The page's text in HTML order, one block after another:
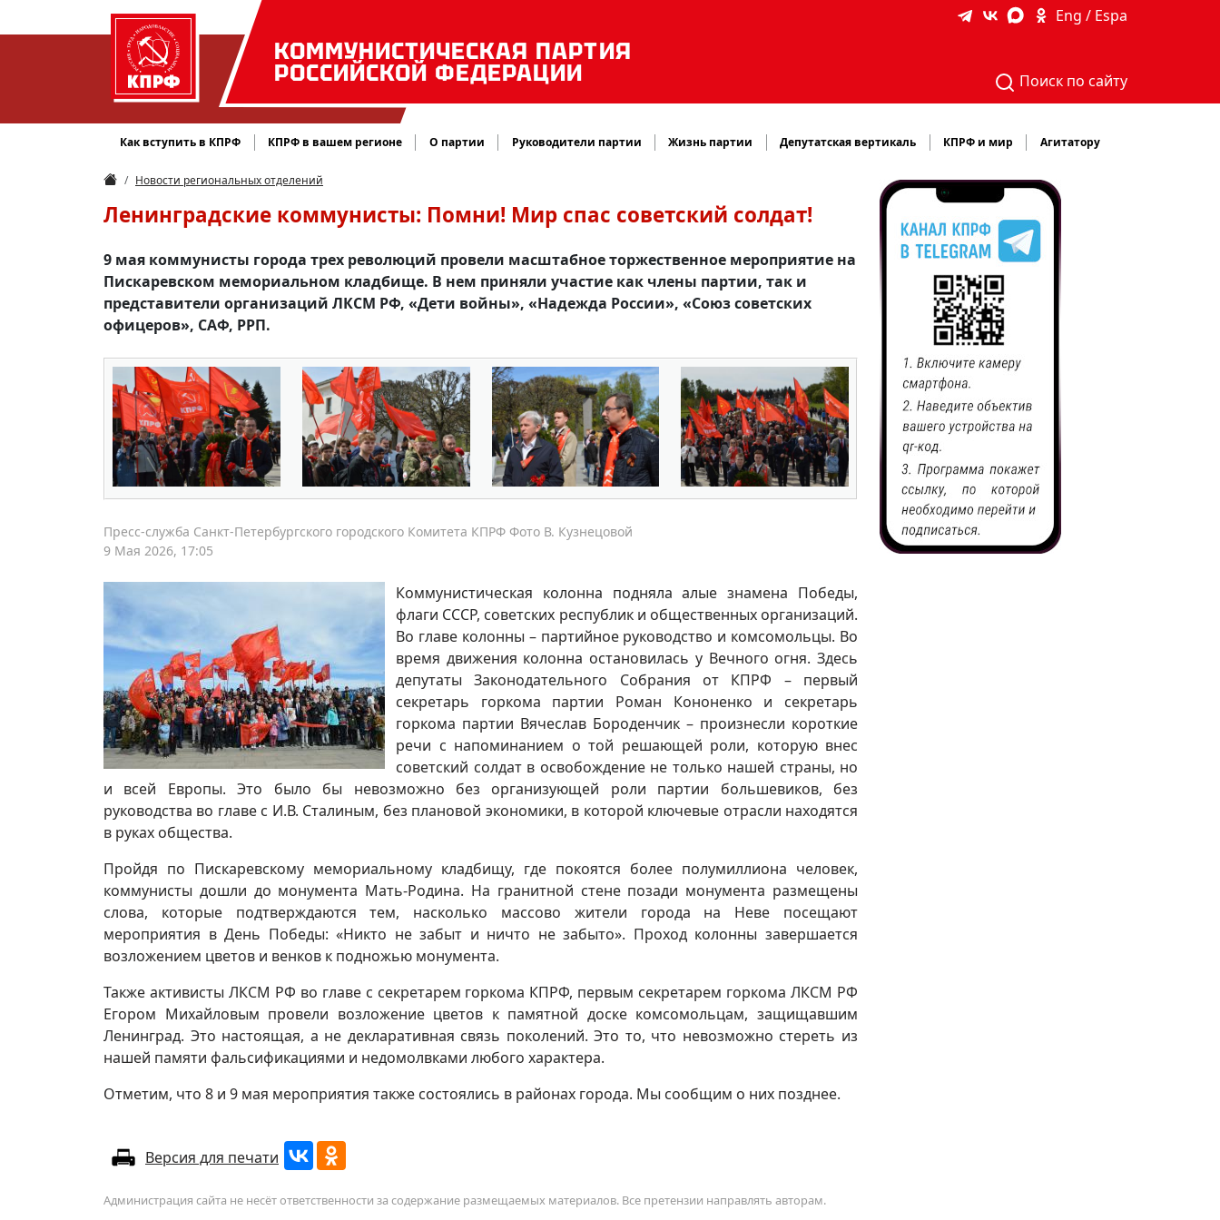
КОММУНИСТИЧЕСКАЯ ПАРТИЯ
РОССИЙСКОЙ ФЕДЕРАЦИИ
Eng / Espa
Поиск по сайту
Как вступить в КПРФ КПРФ в вашем регионе О партии Руководители партии Жизнь партии Депутатская вертикаль КПРФ и мир Агитатору
Новости региональных отделений
Ленинградские коммунисты: Помни! Мир спас советский солдат!
9 мая коммунисты города трех революций провели масштабное торжественное мероприятие на
Пискаревском мемориальном кладбище. В нем приняли участие как члены партии, так и
представители организаций ЛКСМ РФ, «Дети войны», «Надежда России», «Союз советских
офицеров», САФ, РРП.
Пресс-служба Санкт-Петербургского городского Комитета КПРФ Фото В. Кузнецовой
9 Мая 2026, 17:05
Коммунистическая колонна подняла алые знамена Победы,
флаги СССР, советских республик и общественных организаций.
Во главе колонны – партийное руководство и комсомольцы. Во
время движения колонна остановилась у Вечного огня. Здесь
депутаты Законодательного Собрания от КПРФ – первый
секретарь горкома партии Роман Кононенко и секретарь
горкома партии Вячеслав Бороденчик – произнесли короткие
речи с напоминанием о той решающей роли, которую внес
советский солдат в освобождение не только нашей страны, но
и всей Европы. Это было бы невозможно без организующей роли партии большевиков, без
руководства во главе с И.В. Сталиным, без плановой экономики, в которой ключевые отрасли находятся
в руках общества.
Пройдя по Пискаревскому мемориальному кладбищу, где покоятся более полумиллиона человек,
коммунисты дошли до монумента Мать-Родина. На гранитной стене позади монумента размещены
слова, которые подтверждаются тем, насколько массово жители города на Неве посещают
мероприятия в День Победы: «Никто не забыт и ничто не забыто». Проход колонны завершается
возложением цветов и венков к подножью монумента.
Также активисты ЛКСМ РФ во главе с секретарем горкома КПРФ, первым секретарем горкома ЛКСМ РФ
Егором Михайловым провели возложение цветов к памятной доске комсомольцам, защищавшим
Ленинград. Это настоящая, а не декларативная связь поколений. Это то, что невозможно стереть из
нашей памяти фальсификациями и недомолвками любого характера.
Отметим, что 8 и 9 мая мероприятия также состоялись в районах города. Мы сообщим о них позднее.
Версия для печати
Администрация сайта не несёт ответственности за содержание размещаемых материалов. Все претензии направлять авторам.